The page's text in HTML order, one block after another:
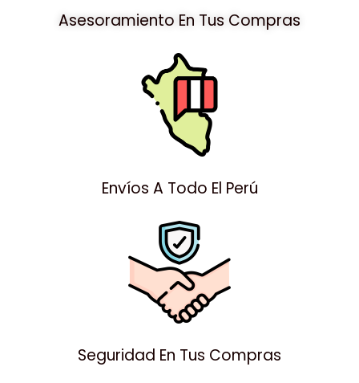
Asesoramiento En Tus Compras
Envíos A Todo El Perú
Seguridad En Tus Compras